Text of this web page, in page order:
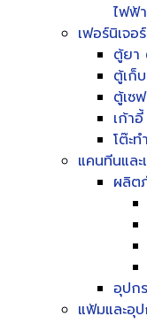
ไฟฟ้า
เฟอร์นิเจอ
ตู้ยา
ตู้เก็
ตู้เซฟ
เก้าอี้
โต๊ะ
แคนทีนแล
ผลิต
อุปก
แฟ้มและอุ